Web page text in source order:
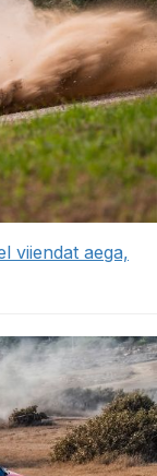
viiendat aega,